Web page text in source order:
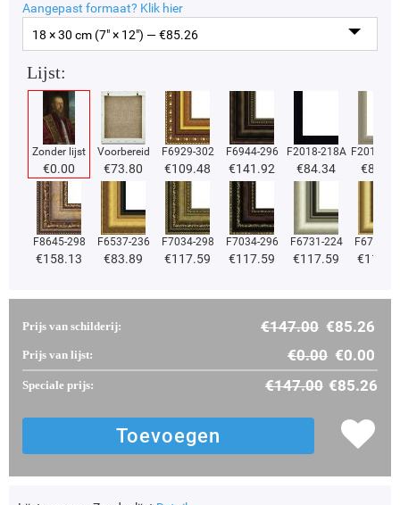
Aangepast formaat? Klik hier
18 × 30 cm (7" × 12") — €85.26
Lijst:
Zonder lijst
€0.00
Voorbereid
€73.80
F6929-302
€109.48
F6944-296
€141.92
F2018-218A
€84.34
F2018-
€84.34
F8645-298
€158.13
F6537-236
€83.89
F7034-298
€117.59
F7034-296
€117.59
F6731-224
€117.59
F6731-
€
Prijs van schilderij: €147.00 €85.26
Prijs van lijst: €0.00 €0.00
Speciale prijs: €147.00 €85.26